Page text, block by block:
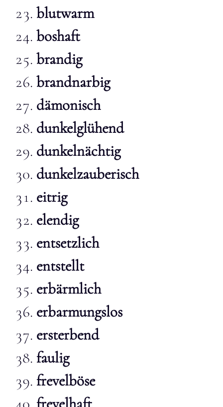
blutwarm
boshaft
brandig
brandnarbig
dämonisch
dunkelglühend
dunkelnächtig
dunkelzauberisch
eitrig
elendig
entsetzlich
entstellt
erbärmlich
erbarmungslos
ersterbend
faulig
frevelböse